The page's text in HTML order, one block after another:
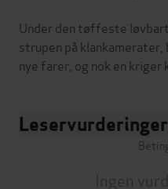
Under den tøffeste
strupen på
Leservurderinger
Ingen